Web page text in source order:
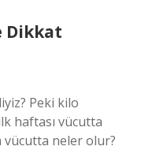
Dikkat
Peki kilo
haftası vücutta
vücutta neler olur?